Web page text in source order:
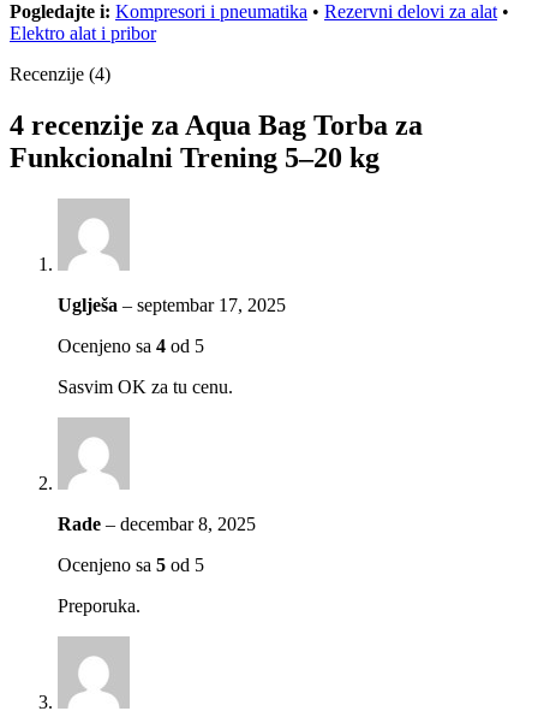
Pogledajte i: Kompresori i pneumatika • Rezervni delovi za alat •
Elektro alat i pribor
Recenzije (4)
4 recenzije zaAqua Bag Torba za
Funkcionalni Trening 5–20 kg
Uglješa – septembar 17, 2025
Ocenjeno sa 4 od 5
Sasvim OK za tu cenu.
Rade – decembar 8, 2025
Ocenjeno sa 5 od 5
Preporuka.